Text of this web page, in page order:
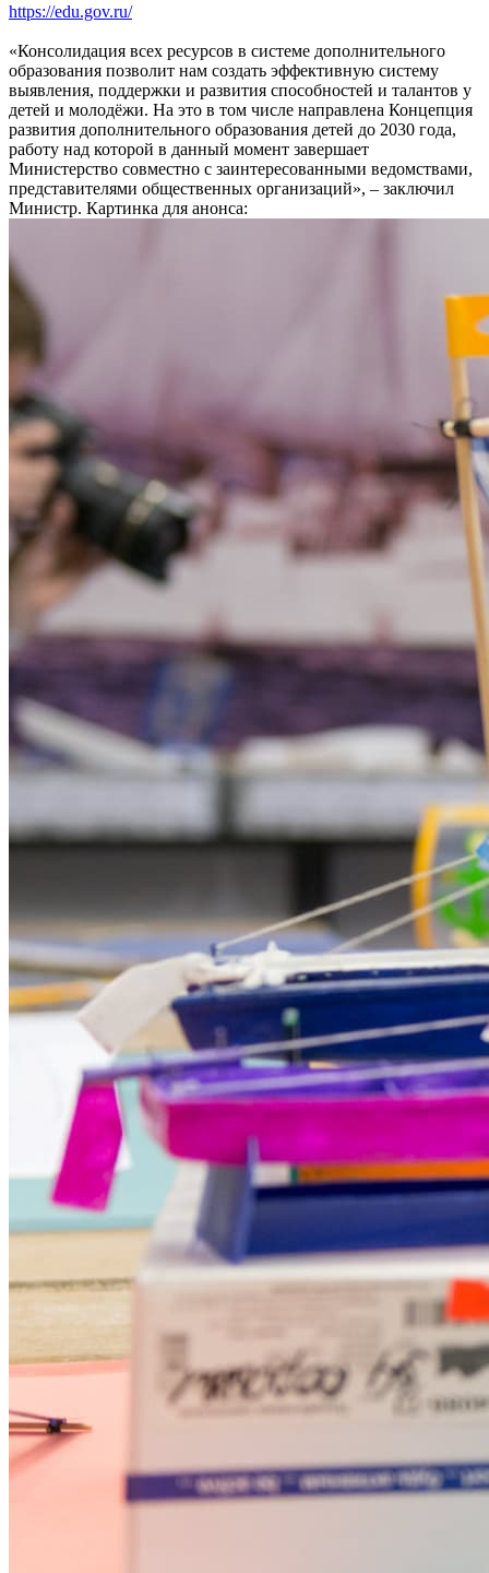
https://edu.gov.ru/
«Консолидация всех ресурсов в системе дополнительного
образования позволит нам создать эффективную систему
выявления, поддержки и развития способностей и талантов у
детей и молодёжи. На это в том числе направлена Концепция
развития дополнительного образования детей до 2030 года,
работу над которой в данный момент завершает
Министерство совместно с заинтересованными ведомствами,
представителями общественных организаций», – заключил
Министр. Картинка для анонса: